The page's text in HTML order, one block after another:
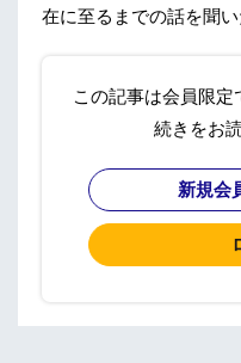
在に至るまでの話を聞いた
この記事は会員限定
続きをお
新規会